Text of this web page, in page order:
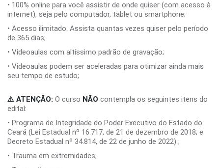
• 100% online para você assistir de onde quiser (com acesso à
internet), seja pelo computador, tablet ou smartphone;
• Acesso ilimitado. Assista quantas vezes quiser pelo período
de 365 dias;
• Videoaulas com altíssimo padrão de gravação;
• Videoaulas podem ser aceleradas para otimizar ainda mais
seu tempo de estudo;
⚠️ ATENÇÃO: O curso NÃO contempla os seguintes itens do
edital:
• Programa de Integridade do Poder Executivo do Estado do
Ceará (Lei Estadual nº 16.717, de 21 de dezembro de 2018; e
Decreto Estadual nº 34.814, de 22 de junho de 2022) ;
• Trauma em extremidades;